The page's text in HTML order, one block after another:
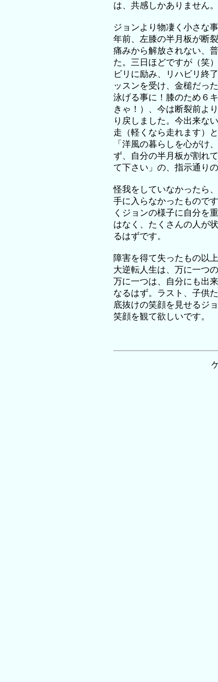
は、共感しかありません。
ジョンより物凄く小さな
年前、左膝の半月板が断
痛みから解放されない、
た。三日ほどですが（笑
ビリに励み、リハビリ終
ッスンを受け、金槌だっ
泳げる事に！膝のため６
きゃ！）、今は断裂前よ
り戻しました。今出来な
走（軽くなら走れます）
「洋風の暮らしを心がけ
ず、自分の半月板が割れ
て下さい」の、指示通り
怪我をしていなかったら
手に入らなかったもので
くジョンの様子に自分を
はなく、たくさんの人が
るはずです。
障害を得て失ったもの以
大逆転人生は、万に一つ
万に一つは、自分にも出
なるはず。ラスト、子供
底抜けの笑顔を見せるジ
笑顔を観て欲しいです。